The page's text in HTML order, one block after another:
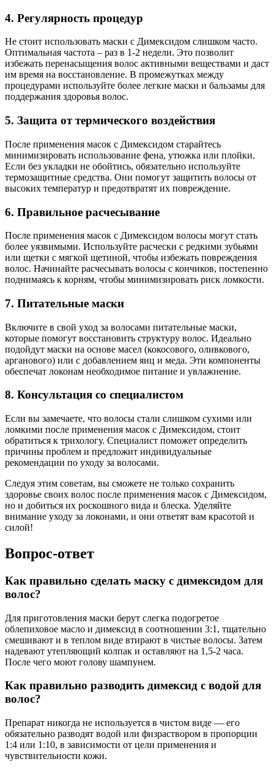
4. Регулярность процедур
Не стоит использовать маски с Димексидом слишком часто.
Оптимальная частота – раз в 1-2 недели. Это позволит
избежать перенасыщения волос активными веществами и даст
им время на восстановление. В промежутках между
процедурами используйте более легкие маски и бальзамы для
поддержания здоровья волос.
5. Защита от термического воздействия
После применения масок с Димексидом старайтесь
минимизировать использование фена, утюжка или плойки.
Если без укладки не обойтись, обязательно используйте
термозащитные средства. Они помогут защитить волосы от
высоких температур и предотвратят их повреждение.
6. Правильное расчесывание
После применения масок с Димексидом волосы могут стать
более уязвимыми. Используйте расчески с редкими зубьями
или щетки с мягкой щетиной, чтобы избежать повреждения
волос. Начинайте расчесывать волосы с кончиков, постепенно
поднимаясь к корням, чтобы минимизировать риск ломкости.
7. Питательные маски
Включите в свой уход за волосами питательные маски,
которые помогут восстановить структуру волос. Идеально
подойдут маски на основе масел (кокосового, оливкового,
арганового) или с добавлением яиц и меда. Эти компоненты
обеспечат локонам необходимое питание и увлажнение.
8. Консультация со специалистом
Если вы замечаете, что волосы стали слишком сухими или
ломкими после применения масок с Димексидом, стоит
обратиться к трихологу. Специалист поможет определить
причины проблем и предложит индивидуальные
рекомендации по уходу за волосами.
Следуя этим советам, вы сможете не только сохранить
здоровье своих волос после применения масок с Димексидом,
но и добиться их роскошного вида и блеска. Уделяйте
внимание уходу за локонами, и они ответят вам красотой и
силой!
Вопрос-ответ
Как правильно сделать маску с димексидом для
волос?
Для приготовления маски берут слегка подогретое
облепиховое масло и димексид в соотношении 3:1, тщательно
смешивают и в теплом виде втирают в чистые волосы. Затем
надевают утепляющий колпак и оставляют на 1,5-2 часа.
После чего моют голову шампунем.
Как правильно разводить димексид с водой для
волос?
Препарат никогда не используется в чистом виде — его
обязательно разводят водой или физраствором в пропорции
1:4 или 1:10, в зависимости от цели применения и
чувствительности кожи.